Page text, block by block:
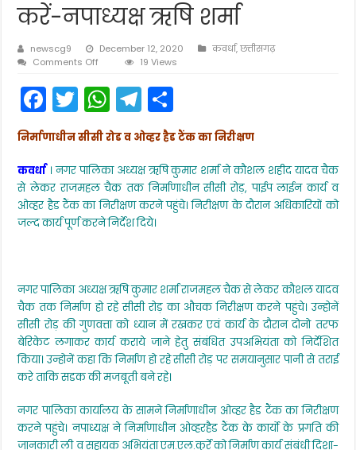
करें-नपाध्यक्ष ऋषि शर्मा
newscg9 December 12, 2020 कवर्धा,छत्तीसगढ़
Comments Off
हैड
टैंक
निर्माण
जल्द
पूर्ण
नपाध्यक्ष
ऋषि
शर्मा
19 Views
F
a
c
e
b
o
k
T
w
itt
er
W
h
a
ts
A
p
T
el
e
gr
a
m
h
ar
e
निर्माणाधीन सीसी रोड व ओव्हर हैड टैंक का निरीक्षण
कवर्धा। नगर पालिका अध्यक्ष ऋषि कुमार शर्मा ने कौशल शहीद यादव चैक
से लेकर राजमहल चैक तक निर्माणाधीन सीसी रोड़, पाईप लाईन कार्य व
ओव्हर हैड टैंक का निरीक्षण करने पहुंचे। निरीक्षण के दौरान अधिकारियों को
जल्द कार्य पूर्ण करने निर्देश दिये।
नगर पालिका अध्यक्ष ऋषि कुमार शर्मा राजमहल चैक से लेकर कौशल यादव
चैक तक निर्माण हो रहे सीसी रोड़ का औचक निरीक्षण करने पहुंचे। उन्होनें
सीसी रोड़ की गुणवत्ता को ध्यान में रखकर एवं कार्य के दौरान दोनो तरफ
बेरिकेट लगाकर कार्य कराये जाने हेतु संबंधित उपअभियंता को निर्देशित
किया। उन्होनें कहा कि निर्माण हो रहे सीसी रोड़ पर समयानुसार पानी से तराई
करे ताकि सडक की मजबूती बने रहे।
नगर पालिका कार्यालय के सामने निर्माणाधीन ओव्हर हैड टैंक का निरीक्षण
करने पहुंचे। नपाध्यक्ष ने निर्माणाधीन ओव्हरहैड टैंक के कार्यो के प्रगति की
जानकारी ली व सहायक अभियंता एम.एल.कुर्रे को निर्माण कार्य संबंधी दिशा-